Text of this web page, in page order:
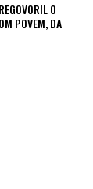
O
POVEM, DA